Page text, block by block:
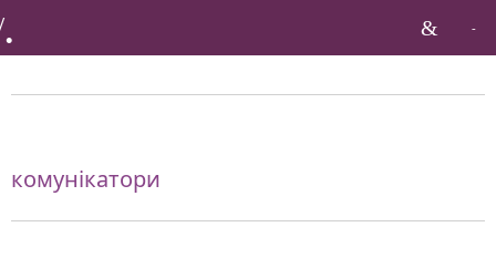
комунікатори